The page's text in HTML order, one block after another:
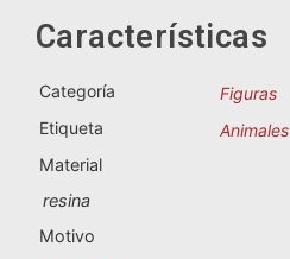
Albacete
Características
Categoría
Figuras
Etiqueta
Animales
Material
resina
Motivo